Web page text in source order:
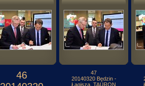
46
47
20140320 Będzin -
Łagisza. TAURON